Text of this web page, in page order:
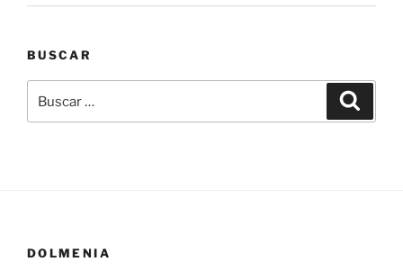
BUSCAR
por:
DOLMENIA